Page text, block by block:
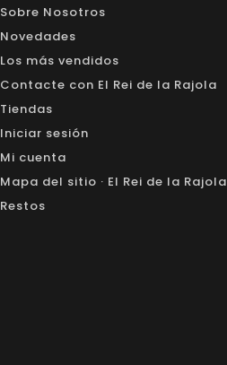
Sobre Nosotros
Novedades
Los más vendidos
Contacte con El Rei de la Rajola
Tiendas
Iniciar sesión
Mi cuenta
Mapa del sitio · El Rei de la Rajola
Restos